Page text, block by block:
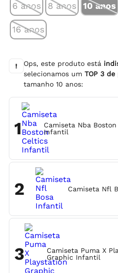
6 anos 8 anos 10 anos
16 anos
! Ops, este produto está
selecionamos um TOP 3de
tamanho 10 anos:
1
Camiseta Nba
Infantil
2 Camiseta Nfl
3
Camiseta Puma X
Graphic Infantil